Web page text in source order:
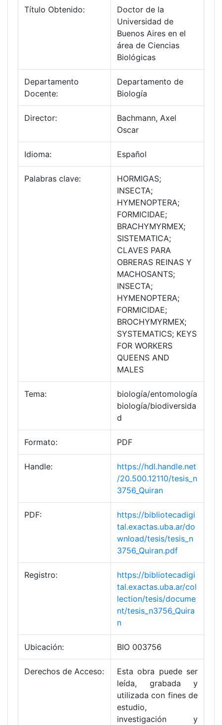
Título Obtenido:
Doctor de la
Universidad de
Buenos Aires en el
área de Ciencias
Biológicas
Departamento
Docente:
Departamento de
Biología
Director:
Bachmann, Axel
Oscar
Idioma: Español
Palabras clave:
HORMIGAS;
INSECTA;
HYMENOPTERA;
FORMICIDAE;
BRACHYMYRMEX;
SISTEMATICA;
CLAVES PARA
OBRERAS REINAS Y
MACHOSANTS;
INSECTA;
HYMENOPTERA;
FORMICIDAE;
BROCHYMYRMEX;
SYSTEMATICS; KEYS
FOR WORKERS
QUEENS AND
MALES
Tema:
biología/entomología
biología/biodiversida
d
Formato: PDF
Handle:
https://hdl.handle.net
/20.500.12110/tesis_n
3756_Quiran
PDF:
https://bibliotecadigi
tal.exactas.uba.ar/do
wnload/tesis/tesis_n
3756_Quiran.pdf
Registro:
https://bibliotecadigi
tal.exactas.uba.ar/col
lection/tesis/docume
nt/tesis_n3756_Quira
n
Ubicación: BIO 003756
Derechos de Acceso:
Esta obra puede ser
leída, grabada y
utilizada con fines de
estudio,
investigación y